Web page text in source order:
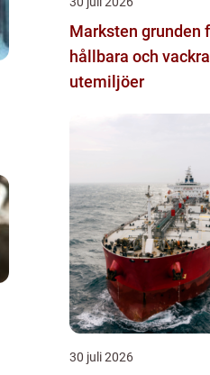
Marksten grunden för
hållbara och vackra
utemiljöer
30 juli 2026